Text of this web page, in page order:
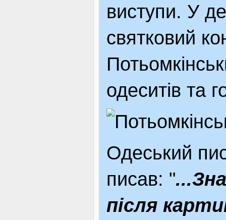
виступи. У
святковий
одеситів та
Одеський
писав: "
після